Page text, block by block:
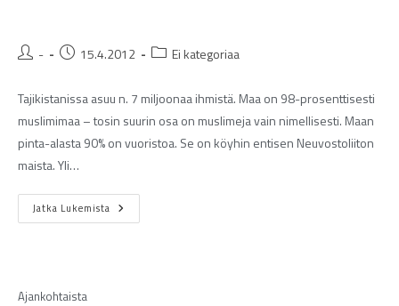
- 15.4.2012 Ei kategoriaa
Tajikistanissa asuu n. 7 miljoonaa ihmistä. Maa on 98-prosenttisesti
muslimimaa – tosin suurin osa on muslimeja vain nimellisesti. Maan
pinta-alasta 90% on vuoristoa. Se on köyhin entisen Neuvostoliiton
maista. Yli…
Jatka Lukemista
Ajankohtaista